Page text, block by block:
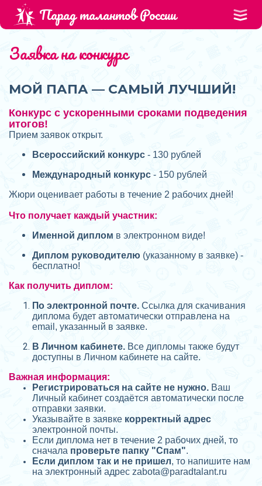
Парад талантов России
Заявка на конкурс
МОЙ ПАПА — САМЫЙ ЛУЧШИЙ!
Конкурс с ускоренными сроками подведения
итогов!
Прием заявок открыт.
Всероссийский конкурс - 130 рублей
Международный конкурс - 150 рублей
Жюри оценивает работы в течение 2 рабочих дней!
Что получает каждый участник:
Именной диплом в электронном виде!
Диплом руководителю (указанному в заявке) -
бесплатно!
Как получить диплом:
По электронной почте. Ссылка для скачивания
диплома будет автоматически отправлена на
email, указанный в заявке.
В Личном кабинете. Все дипломы также будут
доступны в Личном кабинете на сайте.
Важная информация:
Регистрироваться на сайте не нужно. Ваш
Личный кабинет создаётся автоматически после
отправки заявки.
Указывайте в заявке корректный адрес
электронной почты.
Если диплома нет в течение 2 рабочих дней, то
сначала проверьте папку "Спам".
Если диплом так и не пришел, то напишите нам
на электронный адрес zabota@paradtalant.ru